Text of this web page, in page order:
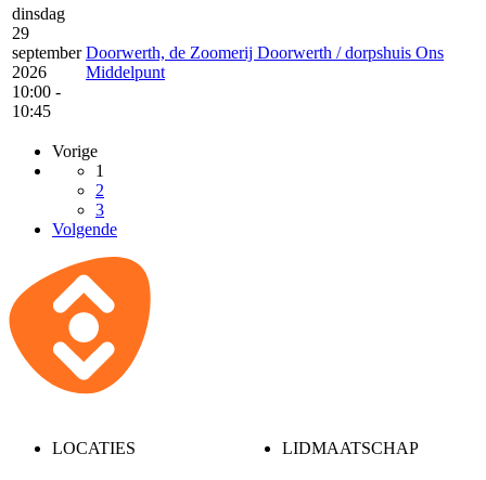
dinsdag
29
september
2026
10:00 -
10:45
Doorwerth, de Zoomerij Doorwerth / dorpshuis Ons
Middelpunt
Vorige
1
2
3
Volgende
LOCATIES LIDMAATSCHAP